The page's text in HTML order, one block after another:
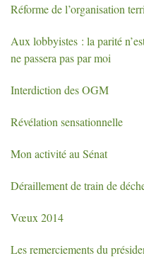
Réforme de l’organisation
Aux lobbyistes : la parité
ne passera pas par moi
Interdiction desOGM
Révélation sensationnelle
Mon activité au Sénat
Déraillement de train de
Vœux 2014
Les remerciements du